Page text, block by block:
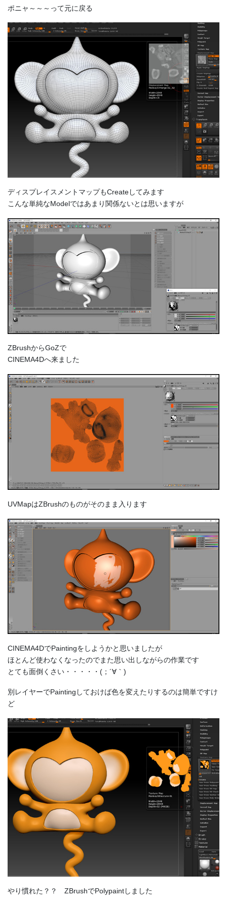
ポニャ～～～って元に戻る
ディスプレイスメントマップもCreateしてみます
こんな単純なModelではあまり関係ないとは思いますが
ZBrushからGoZで
CINEMA4Dへ来ました
UVMapはZBrushのものがそのまま入ります
CINEMA4DでPaintingをしようかと思いましたが
ほとんど使わなくなったのでまた思い出しながらの作業です
とても面倒くさい・・・・・(；´∀｀)
別レイヤーでPaintingしておけば色を変えたりするのは簡単ですけ
ど
やり慣れた？？ ZBrushでPolypaintしました